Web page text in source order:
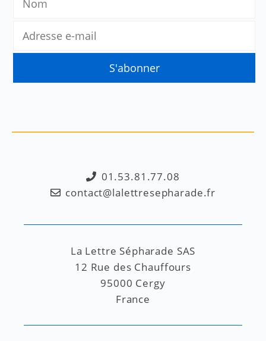
01.53.81.77.08
contact@lalettresepharade.fr
La Lettre Sépharade SAS
12 Rue des Chauffours
95000 Cergy
France